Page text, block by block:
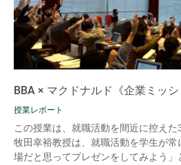
BBA × マクドナルド《企業ミッシ
授業レポート
この授業は、就職活動を間近に控え
牧田幸裕教授は、就職活動を学生が
場だと思ってプレゼンをしてみよう」